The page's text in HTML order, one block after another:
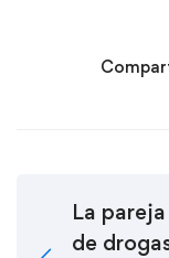
La
de